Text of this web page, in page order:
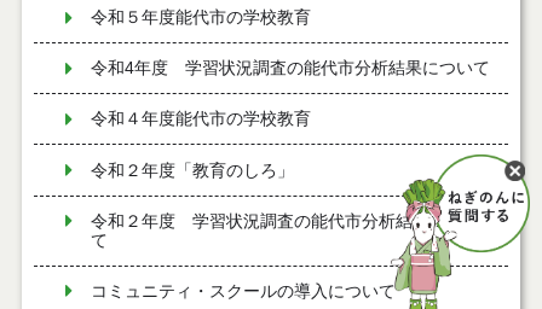
令和５年度能代市の学校教育
令和4年度 学習状況調査の能代市分析結果について
令和４年度能代市の学校教育
令和２年度「教育のしろ」
令和２年度 学習状況調査の能代市分析結果につい
て
コミュニティ・スクールの導入について